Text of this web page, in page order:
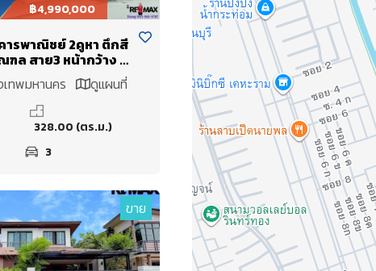
฿4,990,000
ารพาณิชย์ 2คูหา ตึกสี
ฑล สาย3 หน้ากว้าง 8
ญ่ เพียง 50 เมตร รีโน
เหมาะเป็นโกดัง ใกล้
อักษะ สะดวกเดินทาง
เทพมหานคร ดูแผนที่
328.00 (ตร.ม.)
3
ขาย